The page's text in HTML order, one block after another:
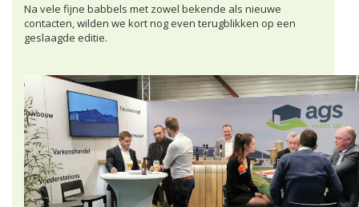
Na vele fijne babbels met zowel bekende als nieuwe
contacten, wilden we kort nog even terugblikken op een
geslaagde editie.